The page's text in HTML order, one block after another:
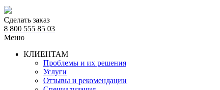
Сделать заказ
8 800 555 85 03
Меню
КЛИЕНТАМ
Проблемы и их решения
Услуги
Отзывы и рекомендации